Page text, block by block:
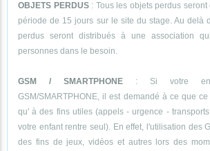
OBJETS PERDUS: Tous les objets perdus seront
période de 15 jours sur le site du stage. Au delà
perdus seront distribués à une association
personnes dans le besoin.
GSM / SMARTPHONE : Si votre
GSM/SMARTPHONE, il est demandé à ce que
qu' à des fins utiles (appels - urgence -
votre enfant rentre seul). En effet, l'utilisation des
des fins de jeux, vidéos et autres lors des